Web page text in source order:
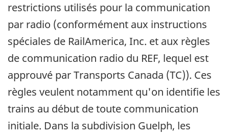
restrictions utilisés pour la communication
par radio (conformément aux instructions
spéciales de RailAmerica, Inc. et aux règles
de communication radio du REF, lequel est
approuvé par Transports Canada (TC)). Ces
règles veulent notamment qu'on identifie les
trains au début de toute communication
initiale. Dans la subdivision Guelph, les